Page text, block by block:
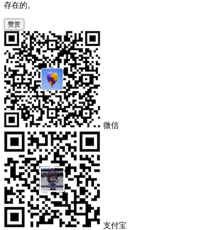
存在的。
赞赏
微信
支付宝